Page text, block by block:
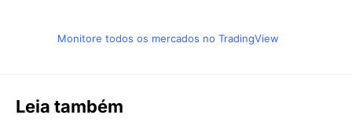
Monitore todos os mercados no TradingView
Leia também